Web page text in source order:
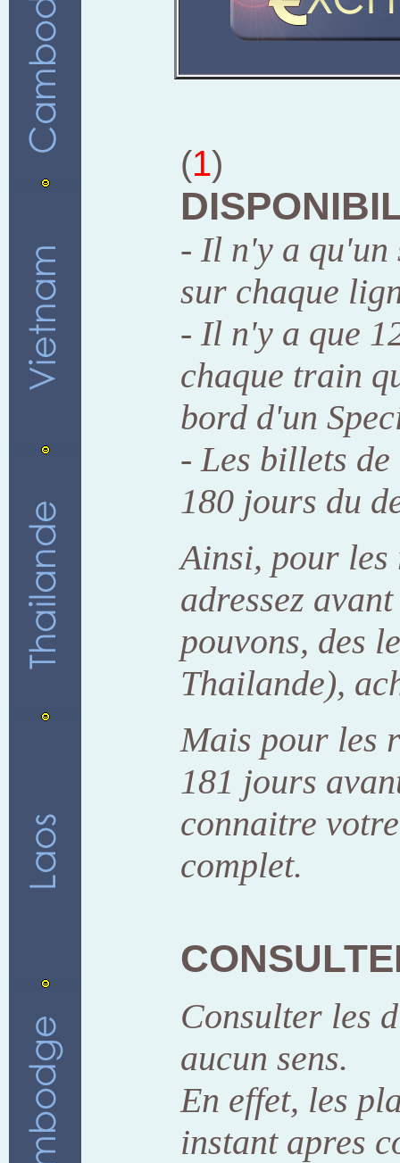
(1)
- Il n'y a qu'un
sur chaque
- Il n'y a que
chaque train
bord d'un
- Les billets
180 jours du
Ainsi, pour les
adressez
pouvons, des
Thailande),
Mais pour les
181 jours
connaitre
complet.
Consulter les
aucun sens.
En effet, les
instant apres